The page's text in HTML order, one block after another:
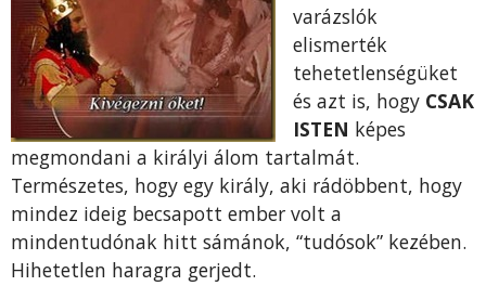
varázslók
elismerték
tehetetlenségüket
és azt is, hogy CSAK
ISTEN képes
megmondani a királyi álom tartalmát.
Természetes, hogy egy király, aki rádöbbent, hogy
mindez ideig becsapott ember volt a
mindentudónak hitt sámánok, “tudósok” kezében.
Hihetetlen haragra gerjedt.